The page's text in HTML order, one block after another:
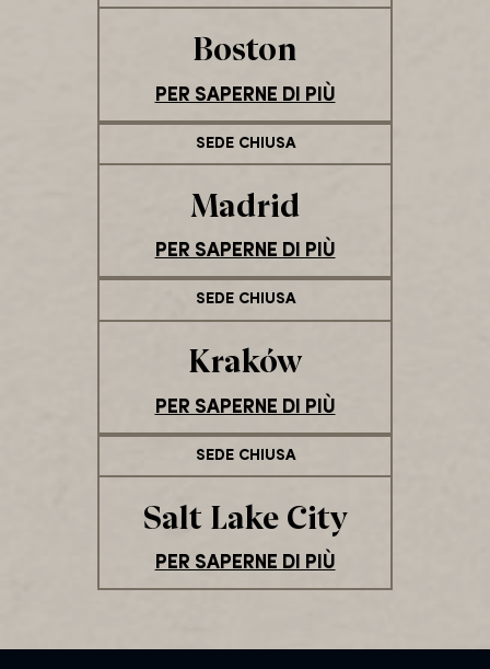
Boston
PER SAPERNE DI PIÙ
SEDE CHIUSA
Madrid
PER SAPERNE DI PIÙ
SEDE CHIUSA
Kraków
PER SAPERNE DI PIÙ
SEDE CHIUSA
Salt Lake City
PER SAPERNE DI PIÙ